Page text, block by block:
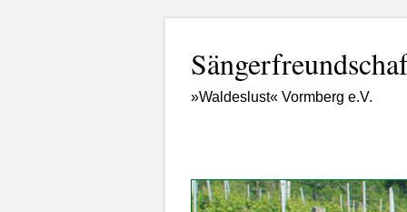
»Waldeslust« Vormberg e.V.